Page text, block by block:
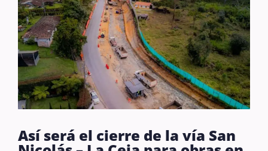
Así será el cierre de la vía San